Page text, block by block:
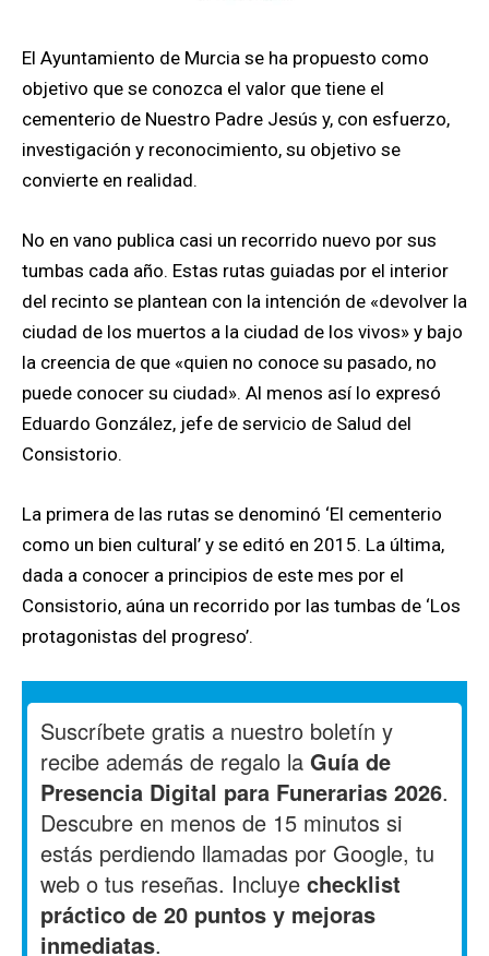
El Ayuntamiento de Murcia se ha propuesto como
objetivo que se conozca el valor que tiene el
cementerio de Nuestro Padre Jesús y, con esfuerzo,
investigación y reconocimiento, su objetivo se
convierte en realidad.
No en vano publica casi un recorrido nuevo por sus
tumbas cada año. Estas rutas guiadas por el interior
del recinto se plantean con la intención de «devolver la
ciudad de los muertos a la ciudad de los vivos» y bajo
la creencia de que «quien no conoce su pasado, no
puede conocer su ciudad». Al menos así lo expresó
Eduardo González, jefe de servicio de Salud del
Consistorio.
La primera de las rutas se denominó ‘El cementerio
como un bien cultural’ y se editó en 2015. La última,
dada a conocer a principios de este mes por el
Consistorio, aúna un recorrido por las tumbas de ‘Los
protagonistas del progreso’.